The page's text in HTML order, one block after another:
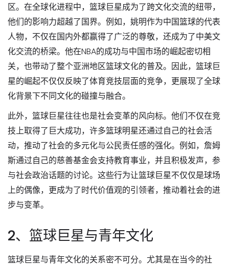
区。在全球化进程中，篮球巨星成为了跨文化交流的纽带，
他们的影响力超越了国界。例如，姚明作为中国篮球的代表
人物，不仅在国内外都赢得了广泛的尊敬，还成为了中美文
化交流的桥梁。他在NBA的成功与中国市场的崛起密切相
关，也带动了整个亚洲地区篮球文化的普及。因此，篮球巨
星的崛起不仅仅反映了体育竞技层面的竞争，更展现了全球
化背景下不同文化的碰撞与融合。
此外，篮球巨星往往也是社会变革的风向标。他们不仅在竞
技上取得了巨大成功，许多篮球明星还通过自己的社会活
动，推动了社会的多元化与公民责任感的强化。例如，詹姆
斯通过自己的慈善基金会支持教育事业，并且积极发声，参
与社会政治话题的讨论。这些行为让篮球巨星不仅仅是球场
上的偶像，更成为了时代价值观的引领者，推动着社会的进
步与变革。
2、篮球巨星与青年文化
篮球巨星与青年文化的关系密不可分。尤其是在当今的社